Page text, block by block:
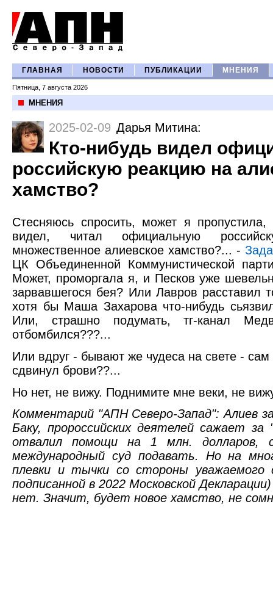
ГЛАВНАЯ НОВОСТИ ПУБЛИКАЦИИ МНЕНИЯ
Пятница, 7 августа 2026
МНЕНИЯ
2025-02-09 Дарья Митина:
Кто-нибудь видел
российскую реакцию на
хамство?
Стесняюсь спросить, может я
видел, читал официальную
множественное алиевское хамство?... -
ЦК Объединенной Коммунистической
Может, проморгала я, и Песков уже
зарвавшегося бея? Или Лавров расставил
хотя бы Маша Захарова что-нибудь
Или, страшно подумать, тг-канал
отбомбился???...
Или вдруг - бывают же чудеса на свете -
сдвинул брови??...
Но нет, не вижу. Поднимите мне веки, не
Комментарий "АПН Северо-Запад": Алиев
Баку, пророссийских деятелей сажает за
отвалил помощи на 1 млн. долларов,
международный суд подавать. Но на
плевки и тычки со стороны уважаемого
подписанной в 2022 Московской
нет. Значит, будет новое хамство, не